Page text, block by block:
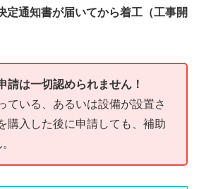
定通知書が届いてから着工（工事開
請は一切認められません！
ている、あるいは設備が設置さ
購入した後に申請しても、補助